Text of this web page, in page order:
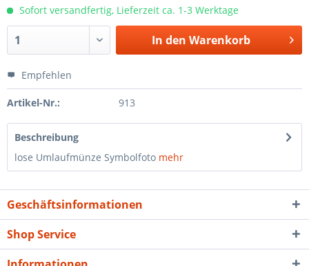
Sofort versandfertig, Lieferzeit ca. 1-3 Werktage
In den Warenkorb
Empfehlen
Artikel-Nr.: 913
Beschreibung
lose Umlaufmünze Symbolfoto mehr
Geschäftsinformationen
Shop Service